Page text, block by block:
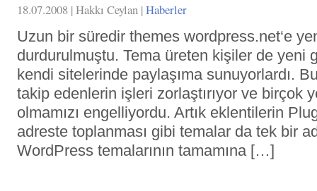
18.07.2008 | Hakkı Ceylan |Haberler
Uzun bir süredir themes wordpress.net‘e
durdurulmuştu. Tema üreten kişiler de yeni
kendi sitelerinde paylaşıma sunuyorlardı.
takip edenlerin işleri zorlaştırıyor ve birçok
olmamızı engelliyordu. Artık eklentilerin
adreste toplanması gibi temalar da tek bir
WordPress temalarının tamamına […]